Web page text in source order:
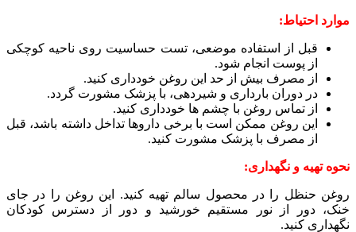
موارد احتیاط:
قبل از استفاده موضعی، تست حساسیت روی ناحیه کوچکی
از پوست انجام شود.
از مصرف بیش از حد این روغن خودداری کنید.
در دوران بارداری و شیردهی، با پزشک مشورت گردد.
از تماس روغن با چشم ها خودداری کنید.
این روغن ممکن است با برخی داروها تداخل داشته باشد، قبل
از مصرف با پزشک مشورت کنید.
نحوه تهیه و نگهداری:
روغن حنظل را در محصول سالم تهیه کنید. این روغن را در جای
خنک، دور از نور مستقیم خورشید و دور از دسترس کودکان
نگهداری کنید.